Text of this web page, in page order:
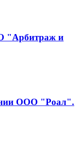
"Арбитраж и
ООО "Роал".